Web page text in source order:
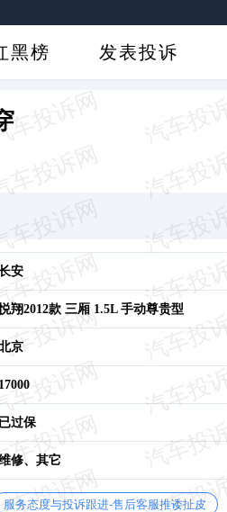
黑榜 发表投诉
安
翔2012款 三厢 1.5L 手动尊贵型
京
17000
已过保
修、 其它
服务态度与投诉跟进-售后客服推诿扯皮